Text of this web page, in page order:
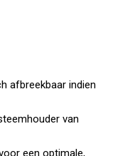
afbreekbaar indien
van
een optimale,